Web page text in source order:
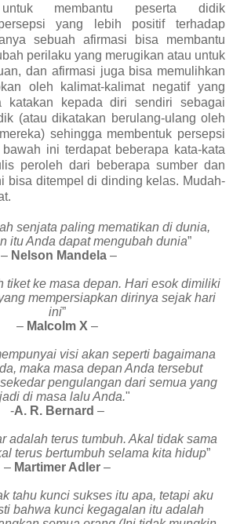
membantu peserta didik
yang lebih positif terhadap
sebuah afirmasi bisa membantu
perilaku yang merugikan atau untuk
dan afirmasi juga bisa memulihkan
oleh kalimat-kalimat negatif yang
katakan kepada diri sendiri sebagai
(atau dikatakan berulang-ulang oleh
sehingga membentuk persepsi
ini terdapat beberapa kata-kata
peroleh dari beberapa sumber dan
bisa ditempel di dinding kelas. Mudah-
senjata paling mematikan di dunia,
itu Anda dapat mengubah dunia”
– Nelson Mandela –
tiket ke masa depan. Hari esok dimiliki
mempersiapkan dirinya sejak hari
ini”
– Malcolm X –
visi akan seperti bagaimana
maka masa depan Anda tersebut
pengulangan dari semua yang
di masa lalu Anda."
-A. R. Bernard –
adalah terus tumbuh. Akal tidak sama
terus bertumbuh selama kita hidup”
– Martimer Adler –
tahu kunci sukses itu apa, tetapi aku
bahwa kunci kegagalan itu adalah